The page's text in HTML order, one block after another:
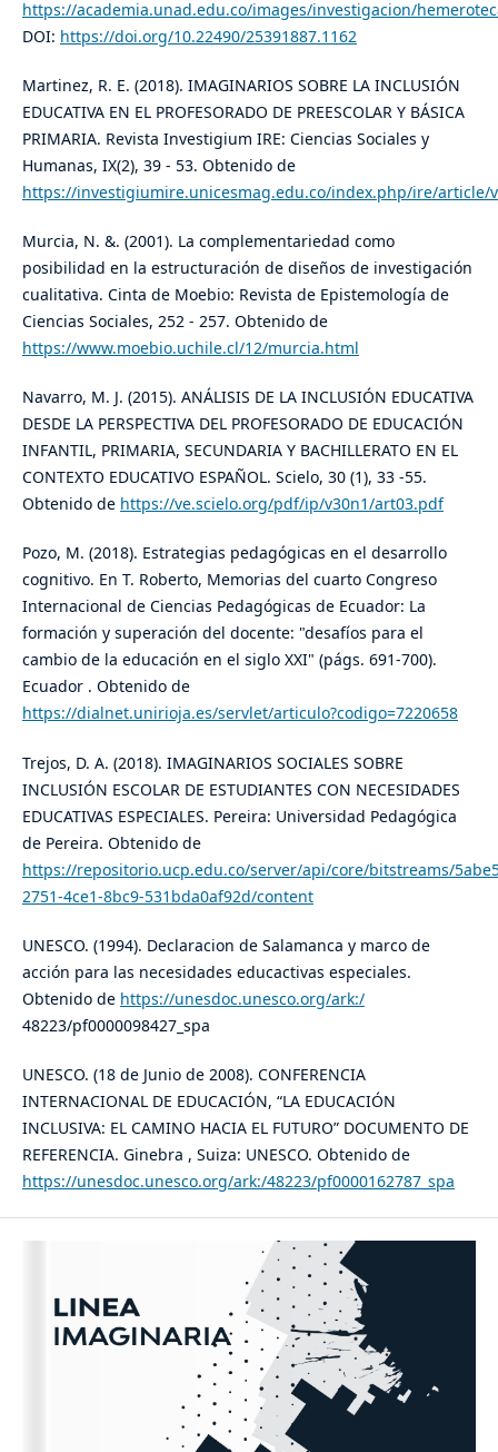
https://academia.unad.edu.co/images/investigacion/
DOI: https://doi.org/10.22490/25391887.1162
Martinez, R. E. (2018). IMAGINARIOS SOBRE LA INCLUSIÓN
EDUCATIVA EN EL PROFESORADO DE PREESCOLAR Y BÁSICA
PRIMARIA. Revista Investigium IRE: Ciencias Sociales y
Humanas, IX(2), 39 - 53. Obtenido de
https://investigiumire.unicesmag.edu.co/index.php/ire/article/
Murcia, N. &. (2001). La complementariedad como
posibilidad en la estructuración de diseños de investigación
cualitativa. Cinta de Moebio: Revista de Epistemología de
Ciencias Sociales, 252 - 257. Obtenido de
https://www.moebio.uchile.cl/12/murcia.html
Navarro, M. J. (2015). ANÁLISIS DE LA INCLUSIÓN EDUCATIVA
DESDE LA PERSPECTIVA DEL PROFESORADO DE EDUCACIÓN
INFANTIL, PRIMARIA, SECUNDARIA Y BACHILLERATO EN EL
CONTEXTO EDUCATIVO ESPAÑOL. Scielo, 30 (1), 33 -55.
Obtenido de https://ve.scielo.org/pdf/ip/v30n1/art03.pdf
Pozo, M. (2018). Estrategias pedagógicas en el desarrollo
cognitivo. En T. Roberto, Memorias del cuarto Congreso
Internacional de Ciencias Pedagógicas de Ecuador: La
formación y superación del docente: "desafíos para el
cambio de la educación en el siglo XXI" (págs. 691-700).
Ecuador . Obtenido de
https://dialnet.unirioja.es/servlet/articulo?codigo=7220658
Trejos, D. A. (2018). IMAGINARIOS SOCIALES SOBRE
INCLUSIÓN ESCOLAR DE ESTUDIANTES CON NECESIDADES
EDUCATIVAS ESPECIALES. Pereira: Universidad Pedagógica
de Pereira. Obtenido de
https://repositorio.ucp.edu.co/server/api/core/bitstreams/
2751-4ce1-8bc9-531bda0af92d/content
UNESCO. (1994). Declaracion de Salamanca y marco de
acción para las necesidades educactivas especiales.
Obtenido de https://unesdoc.unesco.org/ark:/
48223/pf0000098427_spa
UNESCO. (18 de Junio de 2008). CONFERENCIA
INTERNACIONAL DE EDUCACIÓN, “LA EDUCACIÓN
INCLUSIVA: EL CAMINO HACIA EL FUTURO” DOCUMENTO DE
REFERENCIA. Ginebra , Suiza: UNESCO. Obtenido de
https://unesdoc.unesco.org/ark:/48223/pf0000162787_spa